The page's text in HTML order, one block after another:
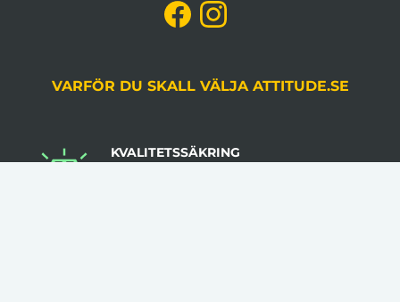
VARFÖR DU SKALL VÄLJA ATTITUDE.SE
KVALITETSSÄKRING